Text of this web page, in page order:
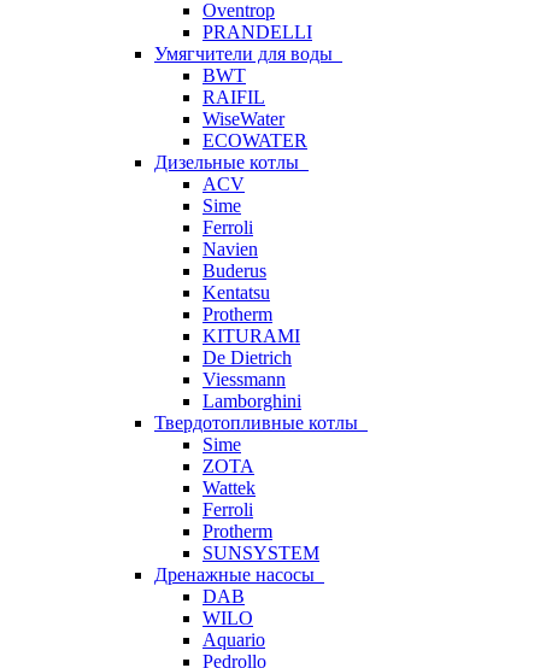
Oventrop
PRANDELLI
Умягчители для воды
BWT
RAIFIL
WiseWater
ECOWATER
Дизельные котлы
ACV
Sime
Ferroli
Navien
Buderus
Kentatsu
Protherm
KITURAMI
De Dietrich
Viessmann
Lamborghini
Твердотопливные котлы
Sime
ZOTA
Wattek
Ferroli
Protherm
SUNSYSTEM
Дренажные насосы
DAB
WILO
Aquario
Pedrollo